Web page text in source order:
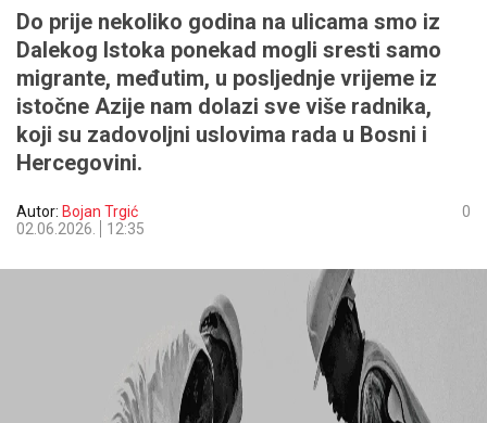
Do prije nekoliko godina na ulicama smo iz
Dalekog Istoka ponekad mogli sresti samo
migrante, međutim, u posljednje vrijeme iz
istočne Azije nam dolazi sve više radnika,
koji su zadovoljni uslovima rada u Bosni i
Hercegovini.
Autor: Bojan Trgić
02.06.2026.
12:35
0